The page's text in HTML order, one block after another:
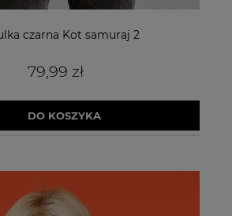
czarna Kot samuraj 2
79,99 zł
DO KOSZYKA